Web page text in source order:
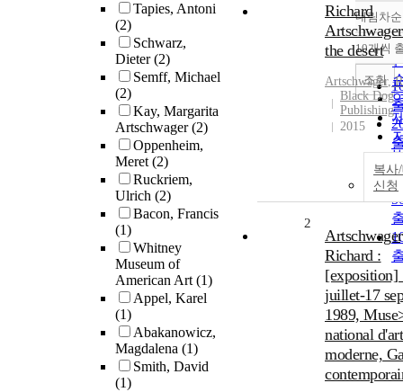
Tapies, Antoni
(2)
Schwarz,
Dieter(2)
Semff, Michael
(2)
Kay, Margarita
Artschwager(2)
Oppenheim,
Meret(2)
Ruckriem,
Ulrich (2)
Bacon, Francis
(1)
Whitney
Museum of
American Art(1)
Appel, Karel
(1)
Abakanowicz,
Magdalena (1)
Smith, David
(1)
내림차순
10개씩
조회
Richard
the desert
Artschwager,
Black Dog
Publishing
2015
복사
신청
2
Richard :
[exposition]
juillet-17
1989,
national d'art
moderne,